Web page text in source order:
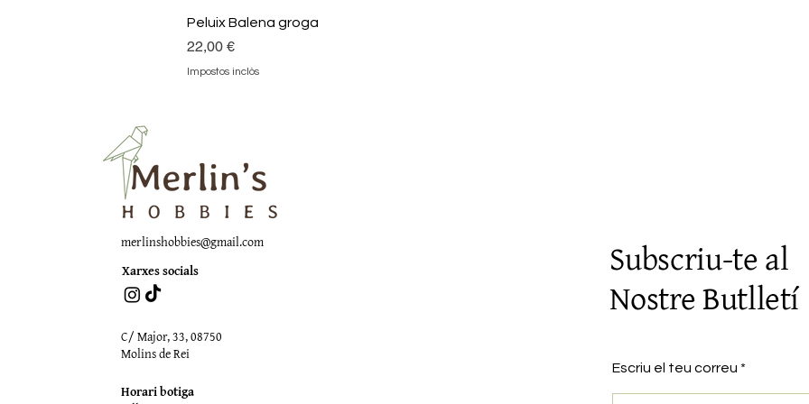
Peluix Balena groga
Preu
22,00 €
Impostos inclòs
merlinshobbies@gmail.com
Xarxes socials
C/ Major, 33, 08750
Molins de Rei
Horari botiga
Subscriu-te al
Nostre Butlletí
Escriu el teu correu